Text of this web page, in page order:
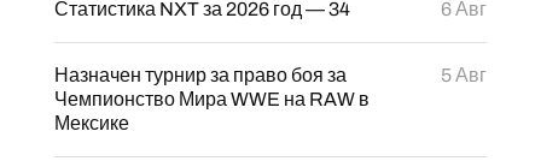
Статистика NXT за 2026 год — 34 6 Авг
Назначен турнир за право боя за
Чемпионство Мира WWE на RAW в
Мексике
5 Авг